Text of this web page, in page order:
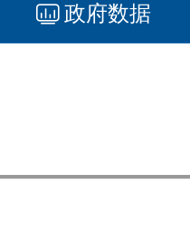
政府数据